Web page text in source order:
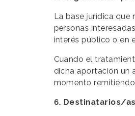
La base jurídica que
personas
interés público o en
Cuando el
dicha aportación un
momento
6. Destinatarios/